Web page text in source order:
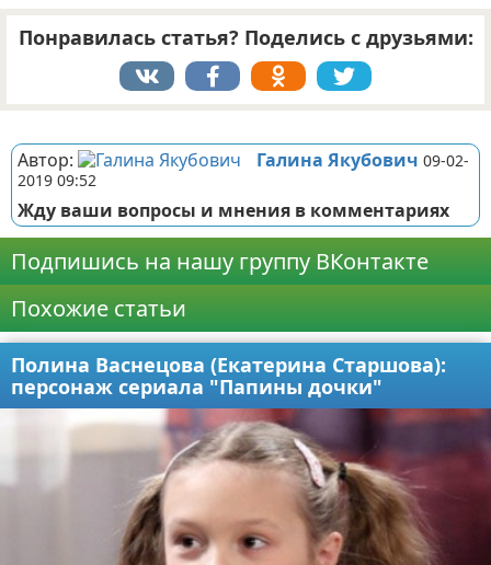
Понравилась статья? Поделись с друзьями:
Автор: Галина Якубович 09-02-
2019 09:52
Жду ваши вопросы и мнения в комментариях
Подпишись на нашу группу ВКонтакте
Похожие статьи
Полина Васнецова (Екатерина Старшова):
персонаж сериала "Папины дочки"